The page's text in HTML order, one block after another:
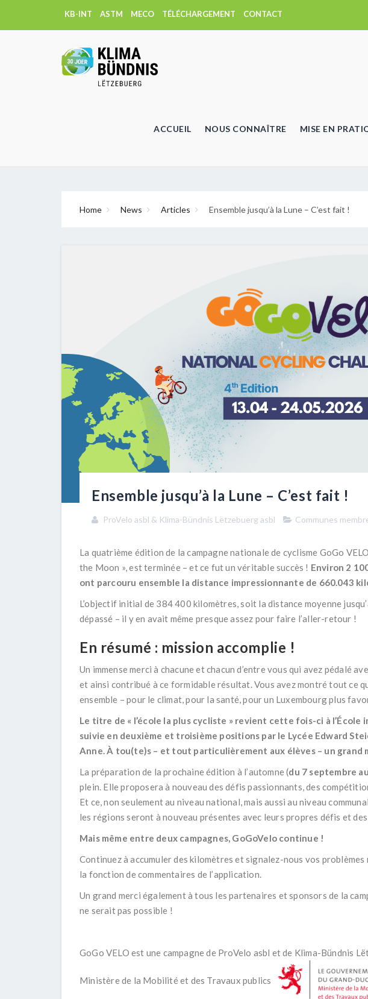
KB-INT ASTM MECO TÉLÉCHARGEMENT CONTACT
ACCUEIL NOUS CONNAÎTRE MISE EN
Home News Articles Ensemble jusqu’à la Lune – C’est fait !
Ensemble jusqu’à la Lune – C’est fait !
ProVelo asbl & Klima-Bündnis Lëtzebuerg asbl Communes
La quatrième édition de la campagne nationale de cyclisme GoGo
the Moon », est terminée – et ce fut un véritable succès ! Environ 2
ont parcouru ensemble la distance impressionnante de 660.043
L’objectif initial de 384 400 kilomètres, soit la distance moyenne
dépassé – il y en avait même presque assez pour faire l’aller-retour !
En résumé : mission accomplie !
Un immense merci à chacune et chacun d’entre vous qui avez pédalé
et ainsi contribué à ce formidable résultat. Vous avez montré tout ce
ensemble – pour le climat, pour la santé, pour un Luxembourg plus
Le titre de « l’école la plus cycliste » revient cette fois-ci à l’École
suivie en deuxième et troisième positions par le Lycée Edward
Anne. À tou(te)s – et tout particulièrement aux élèves – un grand
La préparation de la prochaine édition à l’automne (du 7 septembre
plein. Elle proposera à nouveau des défis passionnants, des
Et ce, non seulement au niveau national, mais aussi au niveau
les régions seront à nouveau présentes avec leurs propres défis et
Mais même entre deux campagnes, GoGoVelo continue !
Continuez à accumuler des kilomètres et signalez-nous vos
la fonction de commentaires de l’application.
Un grand merci également à tous les partenaires et sponsors de la
ne serait pas possible !
GoGo VELO est une campagne de ProVelo asbl et de Klima-Bündnis
Ministère de la Mobilité et des Travaux publics